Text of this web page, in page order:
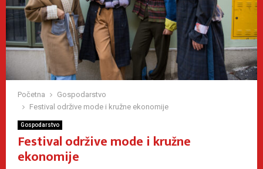
Početna
Gospodarstvo
Festival održive mode i kružne ekonomije
Gospodarstvo
Festival održive mode i kružne
ekonomije